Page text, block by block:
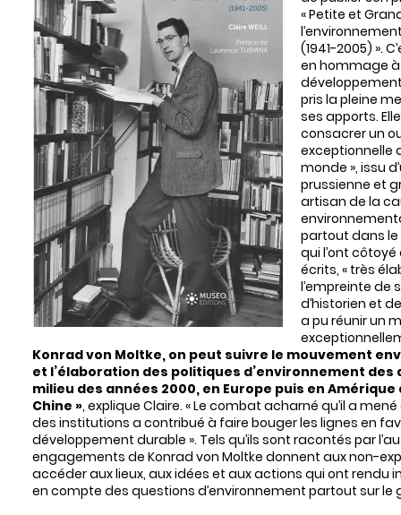
« Petite et
(1941-2005) ».
en hommage
pris la pleine
ses apports.
consacrer un
exceptionnelle
monde », issu
prussienne et
artisan de la
partout dans
qui l’ont
écrits, « très
l’empreinte de
d’historien et
a pu réunir un
Konrad von Moltke, on peut suivre le mouvement
et l’élaboration des politiques d’environnement des
milieu des années 2000, en Europe puis en Amérique
Chine », explique Claire. « Le combat acharné qu’il a
des institutions a contribué à faire bouger les lignes en
développement durable ». Tels qu’ils sont racontés par
engagements de Konrad von Moltke donnent aux non-
accéder aux lieux, aux idées et aux actions qui ont rendu
en compte des questions d’environnement partout sur le